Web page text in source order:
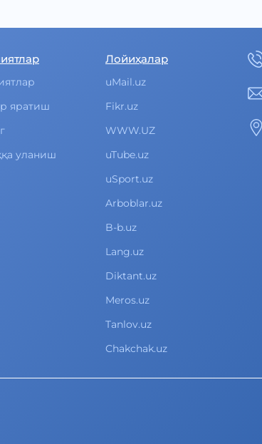
яратиш
уланиш
Лойиҳалар
uMail.uz
Fikr.uz
WWW.UZ
uTube.uz
uSport.uz
Arboblar.uz
B-b.uz
Lang.uz
Diktant.uz
Meros.uz
Tanlov.uz
Chakchak.uz